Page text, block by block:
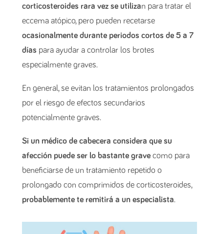
corticosteroides rara vez se utilizan para tratar el
eccema atópico, pero pueden recetarse
ocasionalmente durante periodos cortos de 5 a 7
días para ayudar a controlar los brotes
especialmente graves.
En general, se evitan los tratamientos prolongados
por el riesgo de efectos secundarios
potencialmente graves.
Si un médico de cabecera considera que su
afección puede ser lo bastante gravecomo para
beneficiarse de un tratamiento repetido o
prolongado con comprimidos de corticosteroides,
probablemente te remitirá a un especialista.